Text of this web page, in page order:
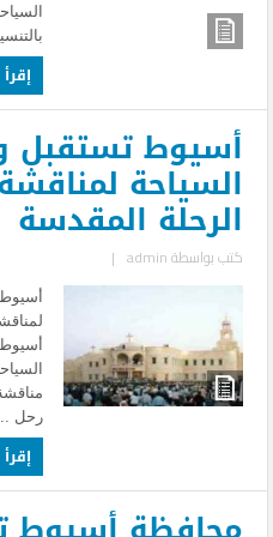
أسيوط تستقبل
السياحة
الرحلة المقدسة
كتب بواسطةadmin
|
رحل ...